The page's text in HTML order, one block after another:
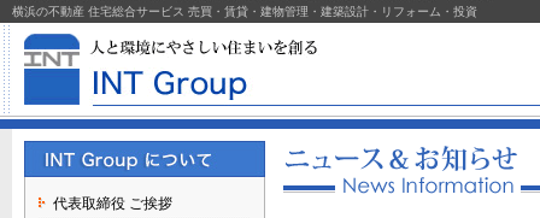
横浜の不動産 住宅総合サービス 売買・賃貸・建物管理・建築設計・リフォーム・投資
代表取締役 ご挨拶